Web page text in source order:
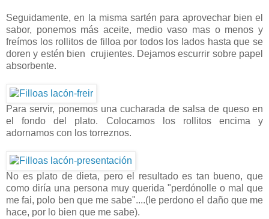
Seguidamente, en la misma sartén para aprovechar bien el
sabor, ponemos más aceite, medio vaso mas o menos y
freímos los rollitos de filloa por todos los lados hasta que se
doren y estén bien crujientes. Dejamos escurrir sobre papel
absorbente.
Para servir, ponemos una cucharada de salsa de queso en
el fondo del plato. Colocamos los rollitos encima y
adornamos con los torreznos.
No es plato de dieta, pero el resultado es tan bueno, que
como diría una persona muy querida "perdónolle o mal que
me fai, polo ben que me sabe"....(le perdono el daño que me
hace, por lo bien que me sabe).